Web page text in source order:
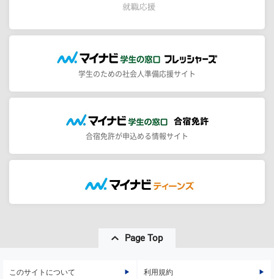
学生のための社会人準備応援サイト
合宿免許が申込める情報サイト
Page Top
このサイトについて 利用規約